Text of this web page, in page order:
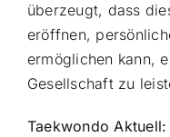
überzeugt, dass
eröffnen,
ermöglichen kann,
Gesellschaft zu
Taekwondo Aktuell: